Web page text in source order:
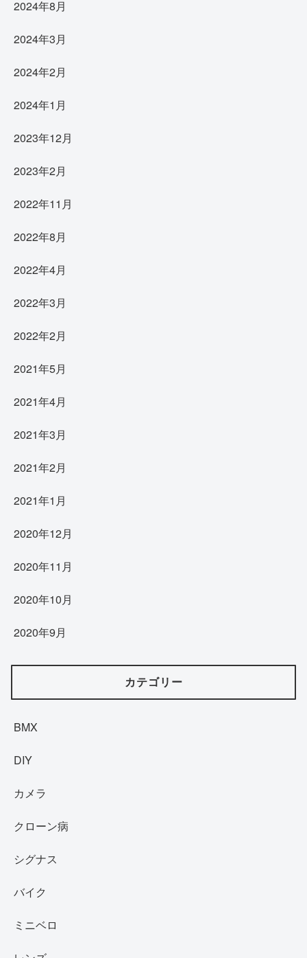
2024年8月
2024年3月
2024年2月
2024年1月
2023年12月
2023年2月
2022年11月
2022年8月
2022年4月
2022年3月
2022年2月
2021年5月
2021年4月
2021年3月
2021年2月
2021年1月
2020年12月
2020年11月
2020年10月
2020年9月
カテゴリー
BMX
DIY
カメラ
クローン病
シグナス
バイク
ミニベロ